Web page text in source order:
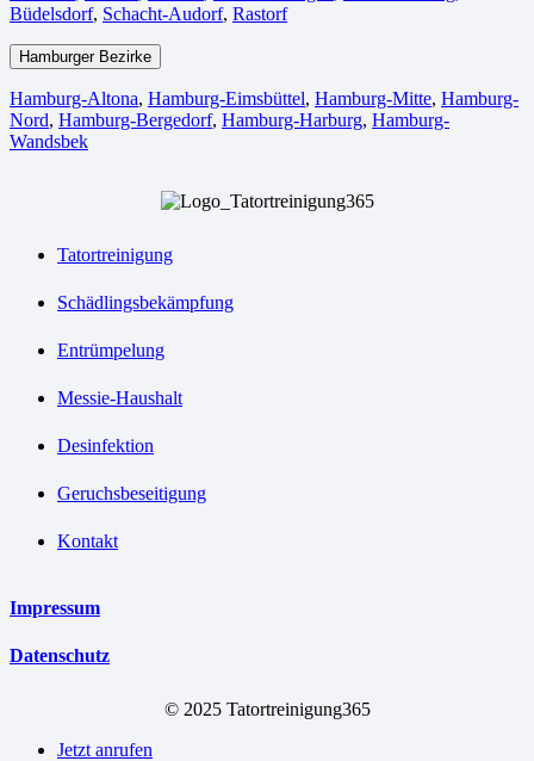
Büdelsdorf, Schacht-Audorf, Rastorf
Hamburger Bezirke
Hamburg-Altona, Hamburg-Eimsbüttel, Hamburg-Mitte, Hamburg-
Nord, Hamburg-Bergedorf, Hamburg-Harburg, Hamburg-
Wandsbek
Tatortreinigung
Schädlingsbekämpfung
Entrümpelung
Messie-Haushalt
Desinfektion
Geruchsbeseitigung
Kontakt
Impressum
Datenschutz
© 2025 Tatortreinigung365
Jetzt anrufen